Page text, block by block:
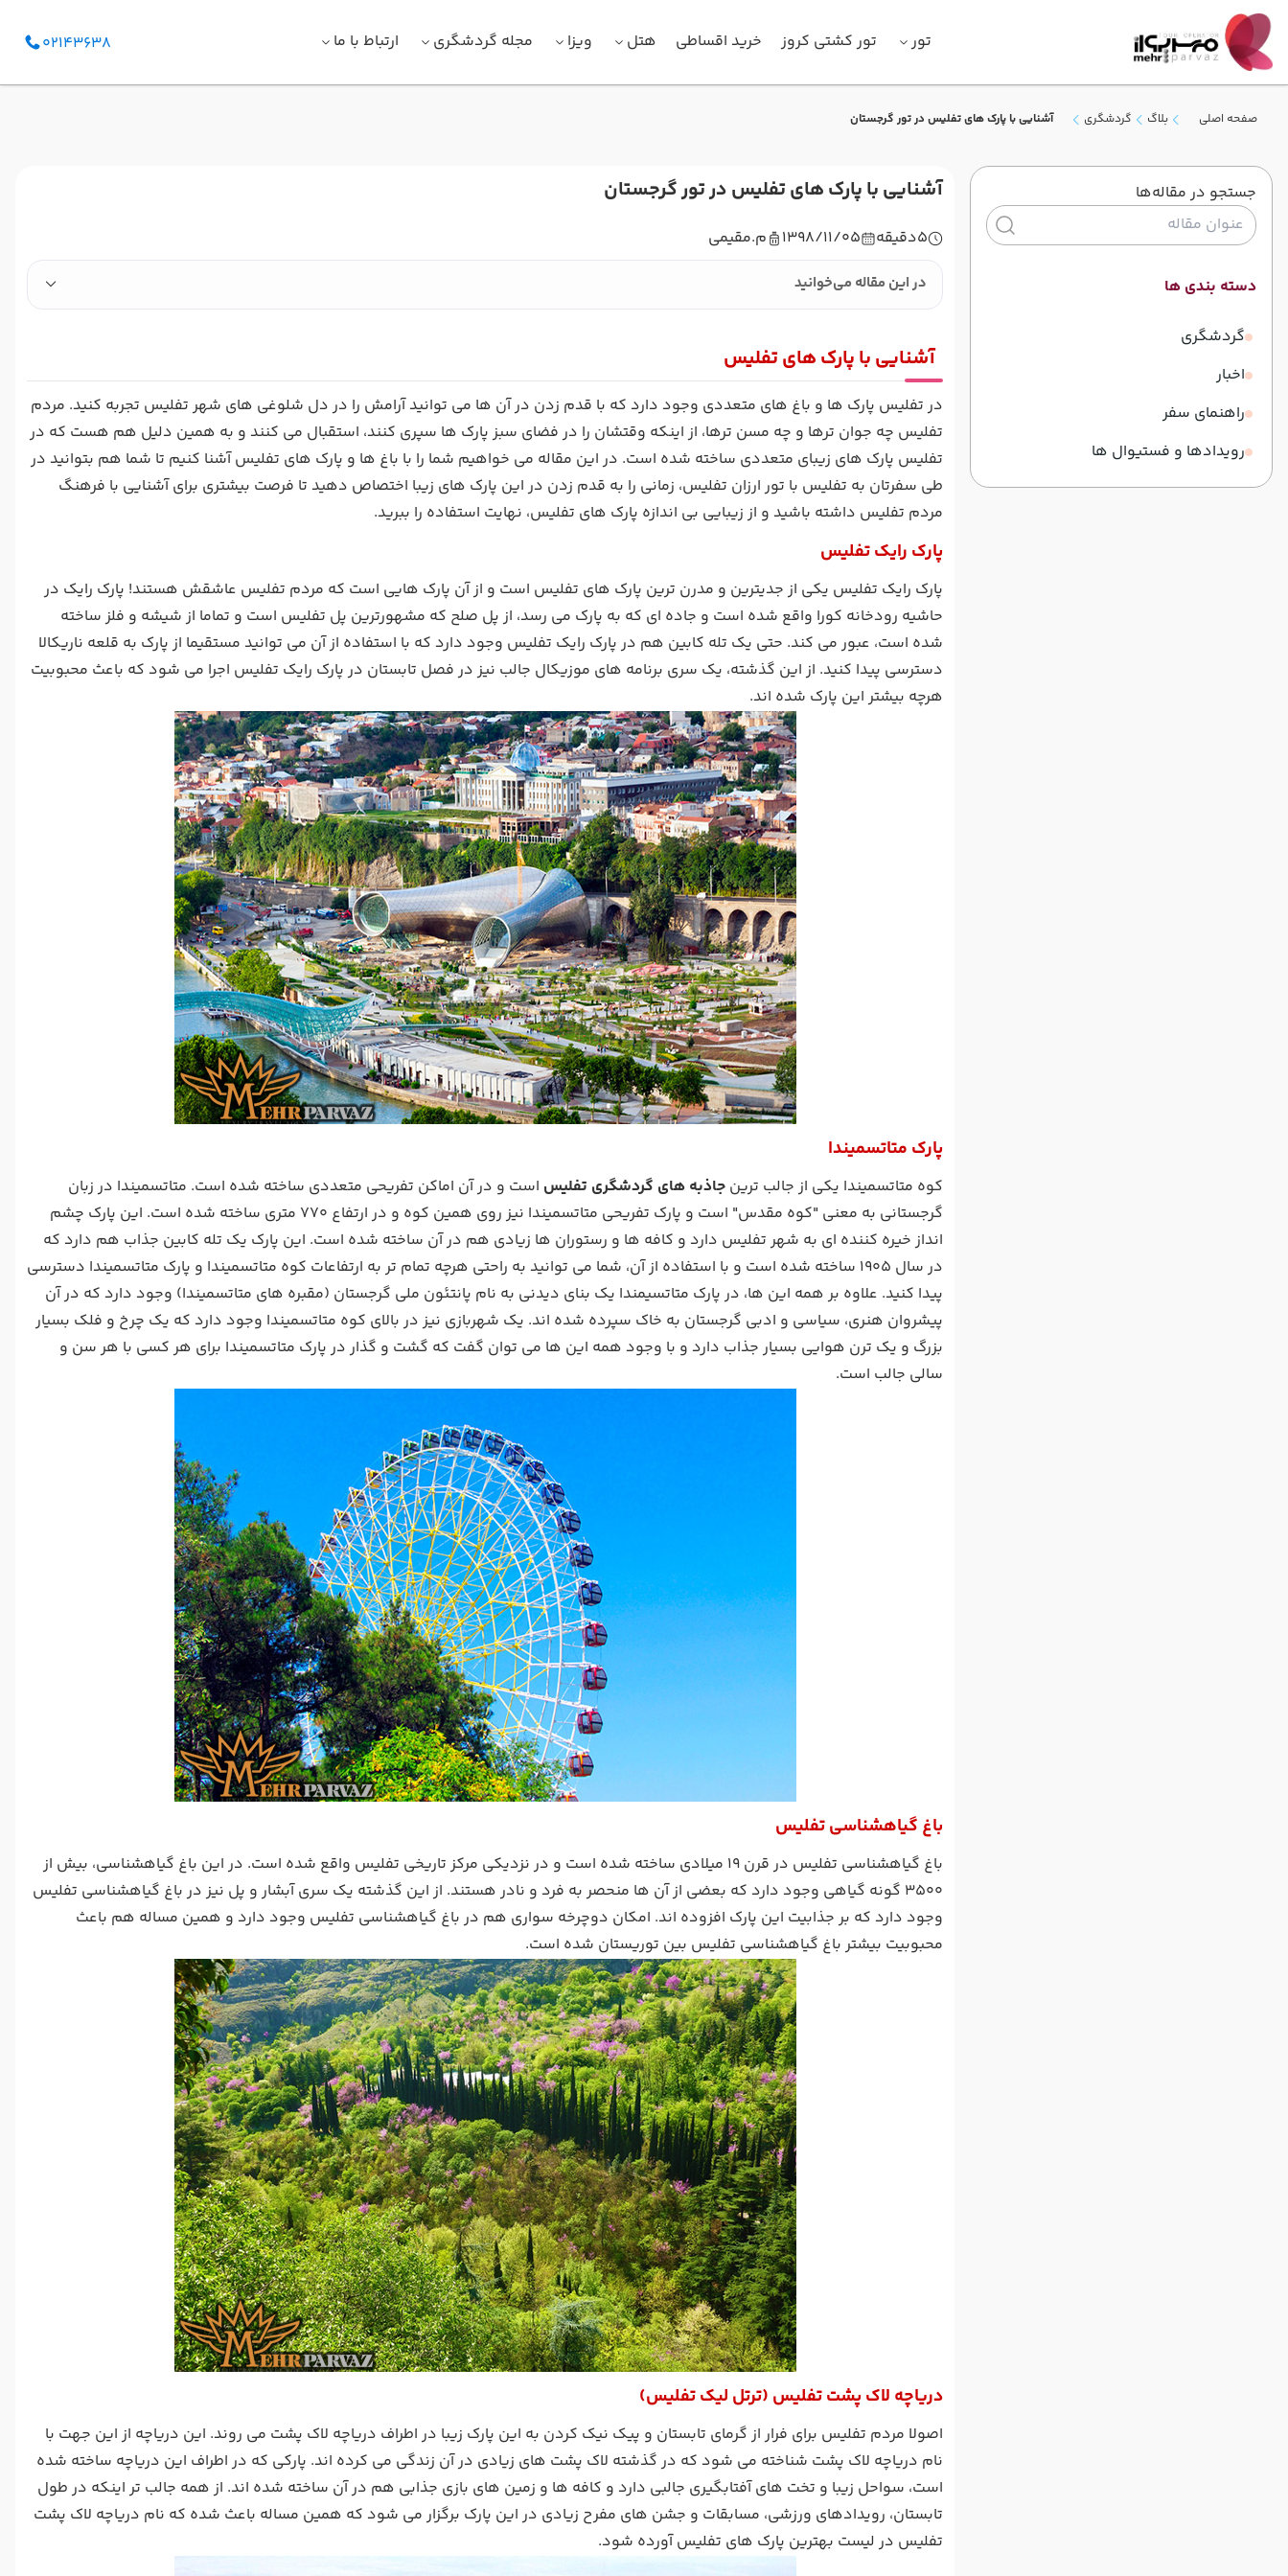
تور تور کشتی کروز خرید اقساطی هتل ویزا مجله گردشگری ارتباط با ما 02143638
صفحه اصلی بلاگ گردشگری آشنایی با پارک های تفلیس در تور گرجستان
جستجو در مقاله‌ها
دسته بندی ها
گردشگری
اخبار
راهنمای سفر
رویدادها و فستیوال ها
آشنایی با پارک های تفلیس در تور گرجستان
5دقیقه 1398/11/05 م.مقیمی
در این مقاله می‌خوانید
آشنایی با پارک های تفلیس
در تفلیس پارک ها و باغ های متعددی وجود دارد که با قدم زدن در آن ها می توانید آرامش را در دل شلوغی های شهر تفلیس تجربه کنید. مردم
تفلیس چه جوان ترها و چه مسن ترها، از اینکه وقتشان را در فضای سبز پارک ها سپری کنند، استقبال می کنند و به همین دلیل هم هست که در
تفلیس پارک های زیبای متعددی ساخته شده است. در این مقاله می خواهیم شما را با باغ ها و پارک های تفلیس آشنا کنیم تا شما هم بتوانید در
طی سفرتان به تفلیس با تور ارزان تفلیس، زمانی را به قدم زدن در این پارک های زیبا اختصاص دهید تا فرصت بیشتری برای آشنایی با فرهنگ
مردم تفلیس داشته باشید و از زیبایی بی اندازه پارک های تفلیس، نهایت استفاده را ببرید.
پارک رایک تفلیس
پارک رایک تفلیس یکی از جدیترین و مدرن ترین پارک های تفلیس است و از آن پارک هایی است که مردم تفلیس عاشقش هستند! پارک رایک در
حاشیه رودخانه کورا واقع شده است و جاده ای که به پارک می رسد، از پل صلح که مشهورترین پل تفلیس است و تماما از شیشه و فلز ساخته
شده است، عبور می کند. حتی یک تله کابین هم در پارک رایک تفلیس وجود دارد که با استفاده از آن می توانید مستقیما از پارک به قلعه ناریکالا
دسترسی پیدا کنید. از این گذشته، یک سری برنامه های موزیکال جالب نیز در فصل تابستان در پارک رایک تفلیس اجرا می شود که باعث محبوبیت
هرچه بیشتر این پارک شده اند.
پارک متاتسمیندا
کوه متاتسمیندا یکی از جالب ترین جاذبه های گردشگری تفلیس است و در آن اماکن تفریحی متعددی ساخته شده است. متاتسمیندا در زبان
گرجستانی به معنی "کوه مقدس" است و پارک تفریحی متاتسمیندا نیز روی همین کوه و در ارتفاع 770 متری ساخته شده است. این پارک چشم
انداز خیره کننده ای به شهر تفلیس دارد و کافه ها و رستوران ها زیادی هم در آن ساخته شده است. این پارک یک تله کابین جذاب هم دارد که
در سال 1905 ساخته شده است و با استفاده از آن، شما می توانید به راحتی هرچه تمام تر به ارتفاعات کوه متاتسمیندا و پارک متاتسمیندا دسترسی
پیدا کنید. علاوه بر همه این ها، در پارک متاتسیمندا یک بنای دیدنی به نام پانتئون ملی گرجستان (مقبره های متاتسمیندا) وجود دارد که در آن
پیشروان هنری، سیاسی و ادبی گرجستان به خاک سپرده شده اند. یک شهربازی نیز در بالای کوه متاتسمیندا وجود دارد که یک چرخ و فلک بسیار
بزرگ و یک ترن هوایی بسیار جذاب دارد و با وجود همه این ها می توان گفت که گشت و گذار در پارک متاتسمیندا برای هر کسی با هر سن و
سالی جالب است.
باغ گیاهشناسی تفلیس
باغ گیاهشناسی تفلیس در قرن 19 میلادی ساخته شده است و در نزدیکی مرکز تاریخی تفلیس واقع شده است. در این باغ گیاهشناسی، بیش از
3500 گونه گیاهی وجود دارد که بعضی از آن ها منحصر به فرد و نادر هستند. از این گذشته یک سری آبشار و پل نیز در باغ گیاهشناسی تفلیس
وجود دارد که بر جذابیت این پارک افزوده اند. امکان دوچرخه سواری هم در باغ گیاهشناسی تفلیس وجود دارد و همین مساله هم باعث
محبوبیت بیشتر باغ گیاهشناسی تفلیس بین توریستان شده است.
دریاچه لاک پشت تفلیس (ترتل لیک تفلیس)
اصولا مردم تفلیس برای فرار از گرمای تابستان و پیک نیک کردن به این پارک زیبا در اطراف دریاچه لاک پشت می روند. این دریاچه از این جهت با
نام دریاچه لاک پشت شناخته می شود که در گذشته لاک پشت های زیادی در آن زندگی می کرده اند. پارکی که در اطراف این دریاچه ساخته شده
است، سواحل زیبا و تخت های آفتابگیری جالبی دارد و کافه ها و زمین های بازی جذابی هم در آن ساخته شده اند. از همه جالب تر اینکه در طول
تابستان، رویدادهای ورزشی، مسابقات و جشن های مفرح زیادی در این پارک برگزار می شود که همین مساله باعث شده که نام دریاچه لاک پشت
تفلیس در لیست بهترین پارک های تفلیس آورده شود.